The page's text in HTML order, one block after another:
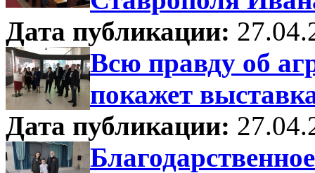
Дата публикации:
Всю правду об
покажет
Дата публикации: